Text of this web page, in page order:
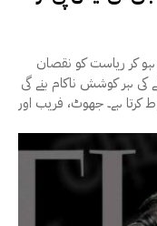
کر ریاست کو نقصان
کی ہر کوشش ناکام بنے گی
ہے۔ جھوٹ، فریب اور